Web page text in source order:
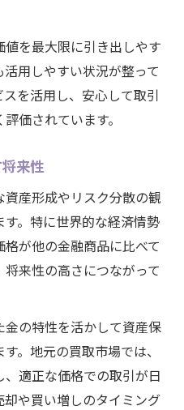
相場理解のポイント
取の経験と知恵
ける売却のコツ
を最大限に引き出しやす
用しやすい状況が整って
を活用し、安心して取引
価されています。
来性
産形成やリスク分散の観
。特に世界的な経済情勢
が他の金融商品に比べて
来性の高さにつながって
の特性を活かして資産保
。地元の買取市場では、
適正な価格での取引が日
や買い増しのタイミング